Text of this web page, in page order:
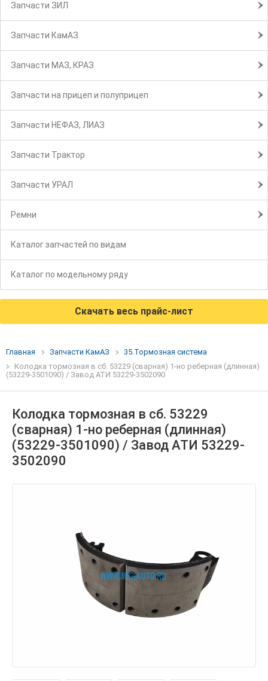
Запчасти ЗИЛ
Запчасти КамАЗ
Запчасти МАЗ, КРАЗ
Запчасти на прицеп и полуприцеп
Запчасти НЕФАЗ, ЛИАЗ
Запчасти Трактор
Запчасти УРАЛ
Ремни
Каталог запчастей по видам
Каталог по модельному ряду
Скачать весь прайс-лист
Главная Запчасти КамАЗ
35.Тормозная система
Колодка тормозная в сб. 53229 (сварная) 1-но реберная (длинная)
(53229-3501090) / Завод АТИ 53229-3502090
Колодка тормозная в сб. 53229
(сварная) 1-но реберная (длинная)
(53229-3501090) / Завод АТИ 53229-
3502090